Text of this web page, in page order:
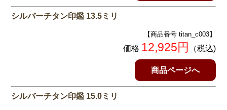
シルバーチタン印鑑 13.5ミリ
【商品番号 titan_c003】
価格 12,925円 （税込)
商品ページへ
シルバーチタン印鑑 15.0ミリ